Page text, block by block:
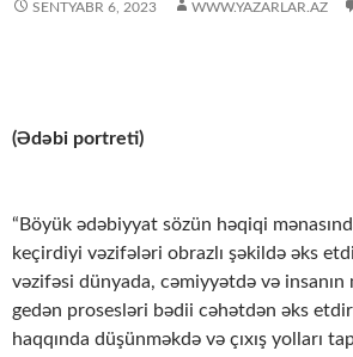
SENTYABR 6, 2023 WWW.YAZARLAR.AZ
(Ədəbi portreti)
“Böyük ədəbiyyat sözün həqiqi
keçirdiyi vəzifələri obrazlı şəkildə əks
vəzifəsi dünyada, cəmiyyətdə və insanın
gedən prosesləri bədii cəhətdən əks
haqqında düşünməkdə və çıxış yolları